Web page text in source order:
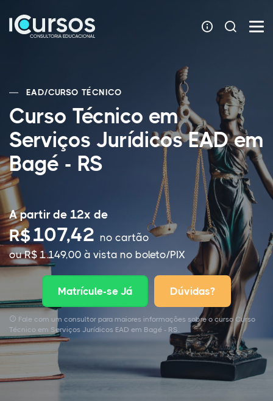
EAD/CURSO TÉCNICO
Curso Técnico em
Serviços Jurídicos EAD em
Bagé - RS
A partir de 12x de
R$107,42 no cartão
ou R$ 1.149,00 à vista no boleto/PIX
Matrícule-se Já Dúvidas?
Fale com um consultor para maiores informações sobre o curso Curso
Técnico em Serviços Jurídicos EAD em Bagé - RS.